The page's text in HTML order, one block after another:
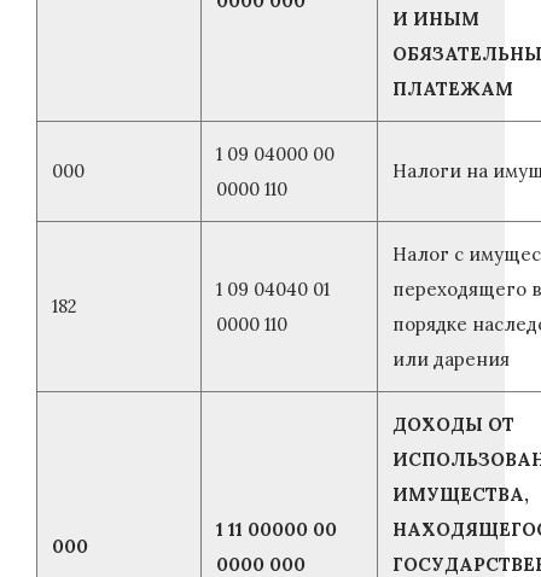
И ИНЫМ
ПЛАТЕЖАМ
000
1 09 04000 00
0000 110
Налоги на
182
1 09 04040 01
0000 110
Налог с
переходящего в
порядке
или дарения
000
1 11 00000 00
0000 000
ДОХОДЫ ОТ
ИМУЩЕСТВА,